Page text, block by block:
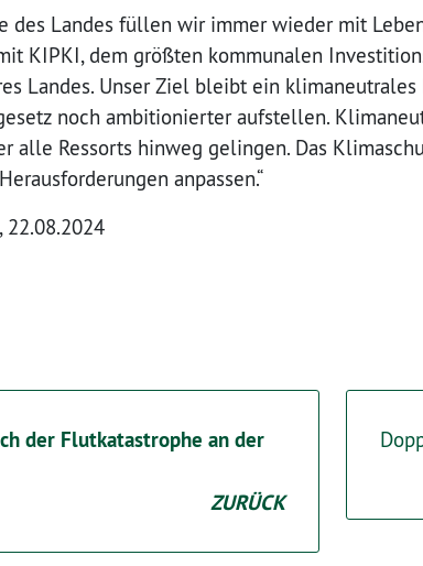
des Landes füllen wir immer wieder mit
KIPKI, dem größten kommunalen
Landes. Unser Ziel bleibt ein
noch ambitionierter aufstellen.
alle Ressorts hinweg gelingen. Das
anpassen.“
22.08.2024
der Flutkatastrophe an der
ZURÜCK